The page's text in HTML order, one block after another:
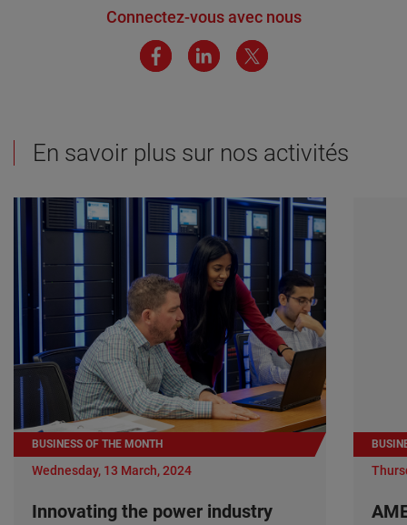
Connectez-vous avec nous
En savoir plus sur nos activités
BUSINESS OF THE MONTH
Wednesday, 13 March, 2024
Innovating the power industry